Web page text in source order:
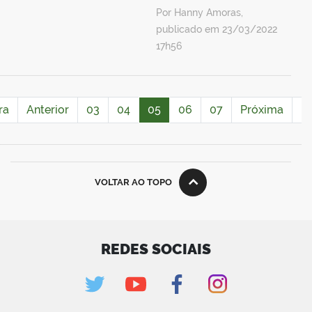
Por Hanny Amoras,
publicado em 23/03/2022
17h56
Anterior 03 04 05 06 07 Próxima
VOLTAR AO TOPO
REDES SOCIAIS